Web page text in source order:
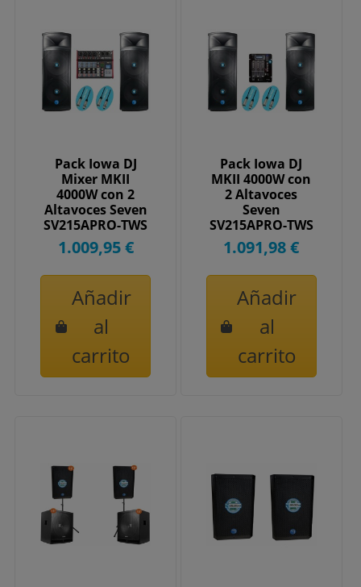
Pack Iowa DJ
Mixer MKII
4000W con 2
Altavoces Seven
SV215APRO-TWS
y Mesa Power
Dynamics
1.009,95 €
Añadir
al
carrito
Pack Iowa DJ
MKII 4000W con
2 Altavoces
Seven
SV215APRO-TWS
y Mesa MARK
SION
1.091,98 €
Añadir
al
carrito